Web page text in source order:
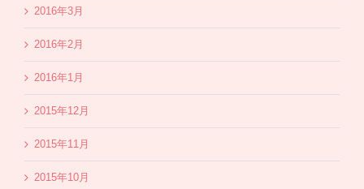
2016年3月
2016年2月
2016年1月
2015年12月
2015年11月
2015年10月